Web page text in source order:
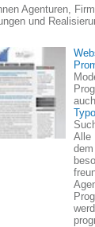
Agenturen,
und
Alle